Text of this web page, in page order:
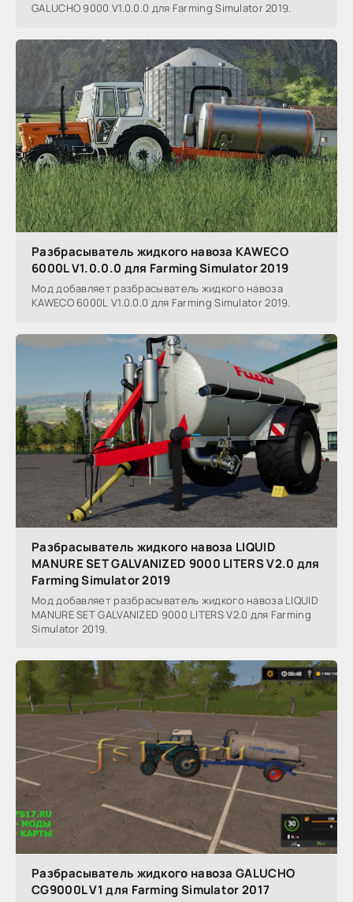
GALUCHO 9000 V1.0.0.0 для Farming Simulator 2019.
Разбрасыватель жидкого навоза KAWECO
6000L V1.0.0.0 для Farming Simulator 2019
Мод добавляет разбрасыватель жидкого навоза
KAWECO 6000L V1.0.0.0 для Farming Simulator 2019.
Разбрасыватель жидкого навоза LIQUID
MANURE SET GALVANIZED 9000 LITERS V2.0 для
Farming Simulator 2019
Мод добавляет разбрасыватель жидкого навоза LIQUID
MANURE SET GALVANIZED 9000 LITERS V2.0 для Farming
Simulator 2019.
Разбрасыватель жидкого навоза GALUCHO
CG9000L V1 для Farming Simulator 2017